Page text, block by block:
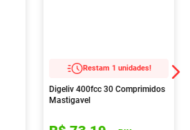
Restam 1 unidades!
Digeliv 400fcc 30 Comprimidos
Mastigavel